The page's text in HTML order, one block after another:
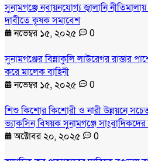
সুনামগঞ্জে নবায়নযোগ্য জ্বালানি
দাবীতে কৃষক সমাবেশ
নভেম্বর ১৫, ২০২৫
0
সুনামগঞ্জের বিন্নাকুলি লাউরেগর রাস্তার
করে মালেক বাহিনী
নভেম্বর ১৫, ২০২৫
0
শিশু কিশোর কিশোরী ও নারী উন্নয়নে
ভ্যাকসিন বিষয়ক সুনামগঞ্জে সাংবাদিকদের
অক্টোবর ২০, ২০২৫
0